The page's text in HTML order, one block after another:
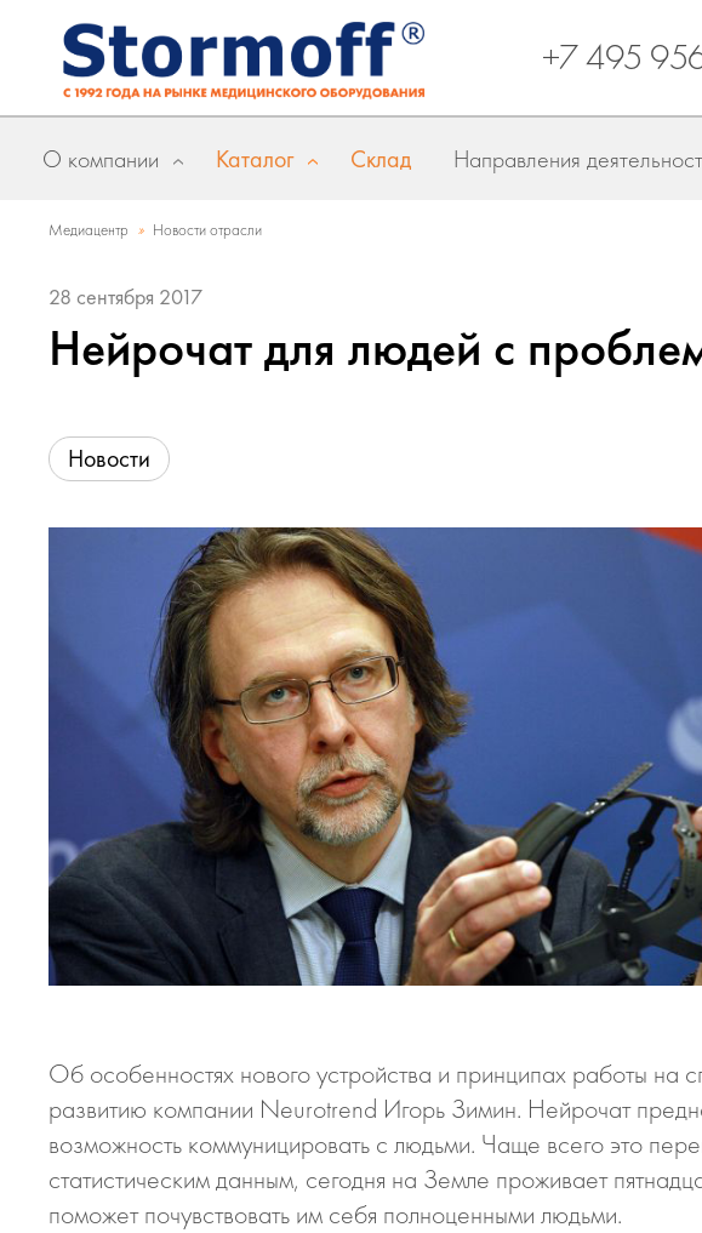
+7 495
О компании Каталог Склад Направления
Медиацентр » Новости отрасли
28 сентября 2017
Нейрочат для людей с
Новости
Об особенностях нового устройства и принципах работы
развитию компании Neurotrend Игорь Зимин. Нейрочат
возможность коммуницировать с людьми. Чаще всего это
статистическим данным, сегодня на Земле проживает
поможет почувствовать им себя полноценными людьми.